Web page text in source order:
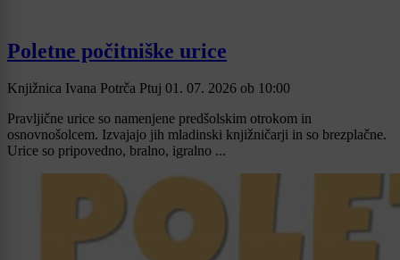
Poletne počitniške urice
Knjižnica Ivana Potrča Ptuj 01. 07. 2026 ob 10:00
Pravljične urice so namenjene predšolskim otrokom in
osnovnošolcem. Izvajajo jih mladinski knjižničarji in so brezplačne.
Urice so pripovedno, bralno, igralno ...